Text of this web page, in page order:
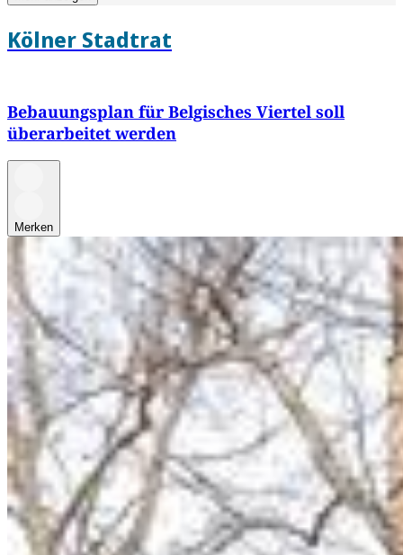
Kölner Stadtrat
Bebauungsplan für Belgisches Viertel soll
überarbeitet werden
Merken